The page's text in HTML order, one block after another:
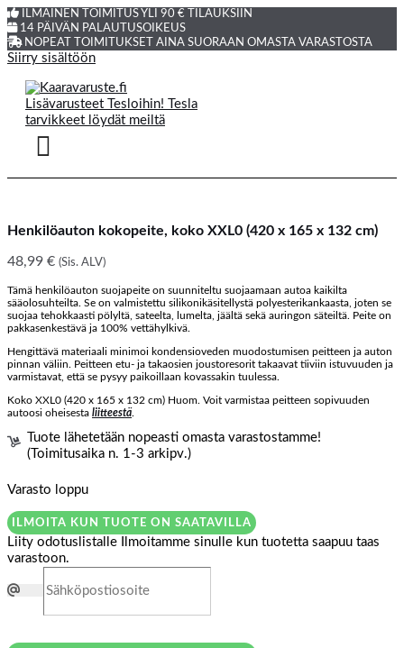
ILMAINEN TOIMITUS YLI 90 € TILAUKSIIN
14 PÄIVÄN PALAUTUSOIKEUS
NOPEAT TOIMITUKSET AINA SUORAAN OMASTA VARASTOSTA
Siirry sisältöön
Henkilöauton kokopeite, koko XXL0 (420 x 165 x 132 cm)
48,99 € (Sis. ALV)
Tämä henkilöauton suojapeite on suunniteltu suojaamaan autoa kaikilta
sääolosuhteilta. Se on valmistettu silikonikäsitellystä polyesterikankaasta, joten se
suojaa tehokkaasti pölyltä, sateelta, lumelta, jäältä sekä auringon säteiltä. Peite on
pakkasenkestävä ja 100% vettähylkivä.
Hengittävä materiaali minimoi kondensioveden muodostumisen peitteen ja auton
pinnan väliin. Peitteen etu- ja takaosien joustoresorit takaavat tiiviin istuvuuden ja
varmistavat, että se pysyy paikoillaan kovassakin tuulessa.
Koko XXL0 (420 x 165 x 132 cm) Huom. Voit varmistaa peitteen sopivuuden
autoosi oheisesta liitteestä.
Tuote lähetetään nopeasti omasta varastostamme!
(Toimitusaika n. 1-3 arkipv.)
Varasto loppu
ILMOITA KUN TUOTE ON SAATAVILLA
Liity odotuslistalle
Ilmoitamme sinulle kun tuotetta saapuu taas
varastoon.